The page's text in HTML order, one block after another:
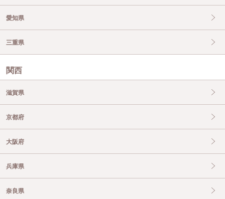
愛知県
三重県
関西
滋賀県
京都府
大阪府
兵庫県
奈良県